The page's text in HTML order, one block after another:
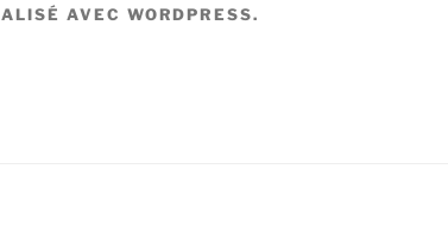
AVEC WORDPRESS.